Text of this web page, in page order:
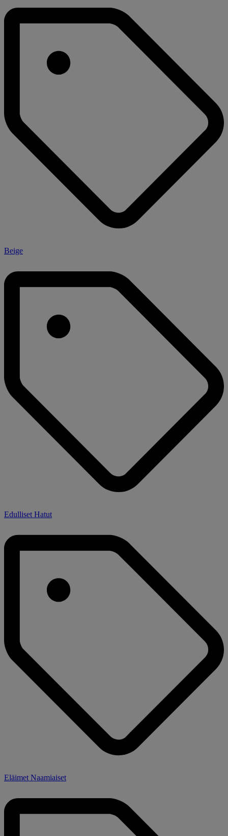
Beige
Edulliset Hatut
Eläimet Naamiaiset